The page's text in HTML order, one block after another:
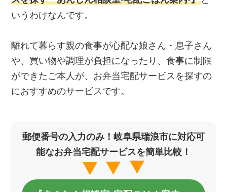
いうわけなんです。
離れて暮らす親の食事が心配な娘さん・息子さん
や、買い物や調理が負担になったり、食事に制限
ができたご本人が、お弁当宅配サービスを探すの
におすすめのサービスです。
郵便番号の入力のみ！岐阜県瑞浪市に対応可
能なお弁当宅配サービスを簡単比較！